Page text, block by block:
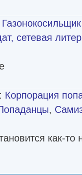
Газонокосильщик
сетевая
: Корпорация
,
как-то